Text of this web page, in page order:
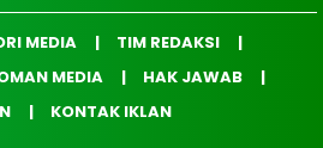
MEDIA
TIM REDAKSI
MEDIA
HAK JAWAB
KONTAK IKLAN